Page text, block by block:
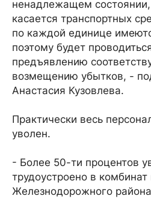
ненадлежащем состоянии,
касается транспортных
по каждой единице
поэтому будет
предъявлению
возмещению убытков, -
Анастасия Кузовлева.
Практически весь
уволен.
- Более 50-ти процентов
трудоустроено в комбинат
Железнодорожного